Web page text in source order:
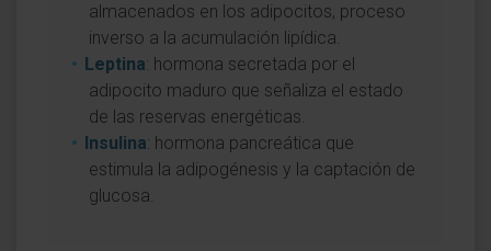
almacenados en los adipocitos, proceso
inverso a la acumulación lipídica.
Leptina: hormona secretada por el
adipocito maduro que señaliza el estado
de las reservas energéticas.
Insulina: hormona pancreática que
estimula la adipogénesis y la captación de
glucosa.